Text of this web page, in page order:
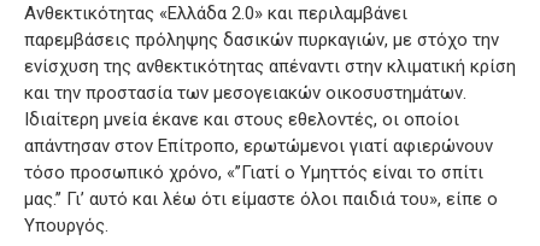
Ανθεκτικότητας «Ελλάδα 2.0» και περιλαμβάνει
παρεμβάσεις πρόληψης δασικών πυρκαγιών, με στόχο την
ενίσχυση της ανθεκτικότητας απέναντι στην κλιματική κρίση
και την προστασία των μεσογειακών οικοσυστημάτων.
Ιδιαίτερη μνεία έκανε και στους εθελοντές, οι οποίοι
απάντησαν στον Επίτροπο, ερωτώμενοι γιατί αφιερώνουν
τόσο προσωπικό χρόνο, «’’Γιατί ο Υμηττός είναι το σπίτι
μας.’’ Γι’ αυτό και λέω ότι είμαστε όλοι παιδιά του», είπε ο
Υπουργός.